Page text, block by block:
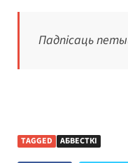
Падпісаць
TAGGED АБВЕСТКІ